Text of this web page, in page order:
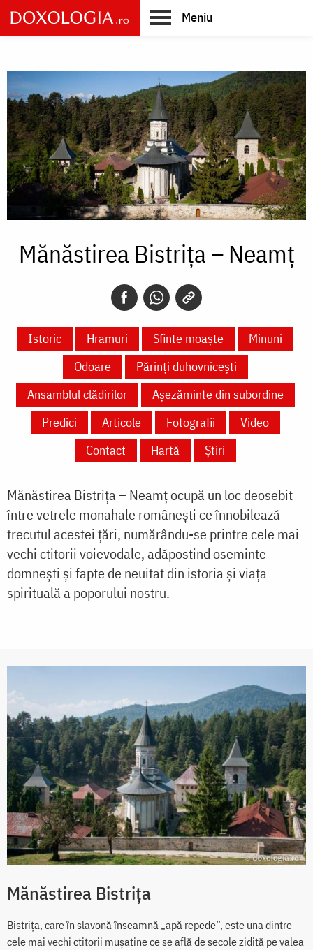
Skip
to
main
Meniu
Mănăstirea Bistriţa – Neamţ
Istoric Hramuri Sfinte moaște
Minuni
Odoare
Părinți duhovnicești
Ansamblul clădirilor
Așezăminte din subordine
Predici
Articole Fotografii
Video
Contact
Hartă Știri
Mănăstirea Bistriţa – Neamţ ocupă un loc deosebit
între vetrele monahale româneşti ce înnobilează
trecutul acestei ţări, numărându-se printre cele mai
vechi ctitorii voievodale, adăpostind oseminte
domneşti şi fapte de neuitat din istoria şi viaţa
spirituală a poporului nostru.
Mănăstirea Bistrița
Bistriţa, care în slavonă înseamnă „apă repede”, este una dintre
cele mai vechi ctitorii muşatine ce se află de secole zidită pe valea